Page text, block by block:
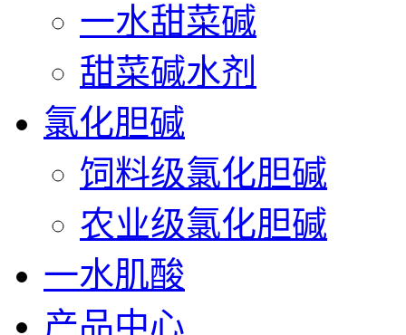
一水甜菜碱
甜菜碱水剂
氯化胆碱
饲料级氯化胆碱
农业级氯化胆碱
一水肌酸
产品中心